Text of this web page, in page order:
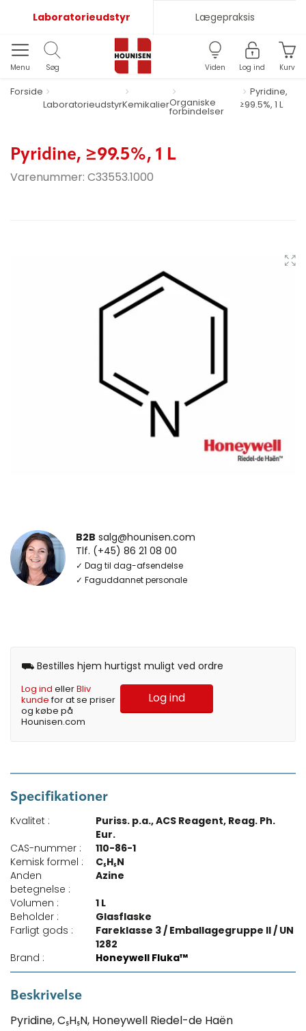
Laboratorieudstyr Lægepraksis
Menu Søg Viden Log ind Kurv
Forside
LaboratorieudstyrKemikalierOrganiske
forbindelser
Pyridine,
≥99.5%, 1 L
Pyridine, ≥99.5%, 1 L
Varenummer: C33553.1000
B2B salg@hounisen.com
Tlf. (+45) 86 21 08 00
✓ Dag til dag-afsendelse
✓ Faguddannet personale
⛟ Bestilles hjem hurtigst muligt ved ordre
Log ind ellerBliv
kundefor at se priser
og købe på
Hounisen.com
Log ind
Specifikationer
Kvalitet :
Puriss. p.a., ACS Reagent, Reag. Ph.
Eur.
CAS-nummer :
110-86-1
Kemisk formel :
C₅H₅N
Anden
betegnelse :
Azine
Volumen :
1 L
Beholder :
Glasflaske
Farligt gods :
Fareklasse 3 / Emballagegruppe II / UN
1282
Brand :
Honeywell Fluka™
Beskrivelse
Pyridine, C₅H₅N, Honeywell Riedel-de Haën